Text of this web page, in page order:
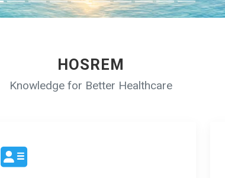
HOSREM
Knowledge for Better Healthcare